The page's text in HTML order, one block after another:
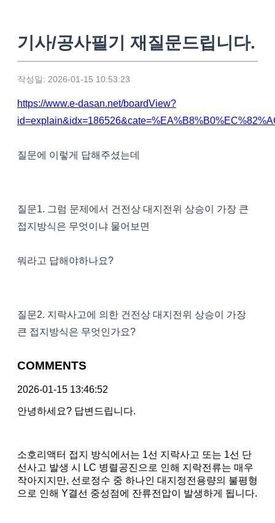
기사/공사필기 재질문드립니다.
작성일: 2026-01-15 10:53:23
https://www.e-dasan.net/boardView?
질문에 이렇게 답해주셨는데
질문1. 그럼 문제에서 건전상 대지전위 상승이 가장 큰
접지방식은 무엇이냐 물어보면
뭐라고 답해야하나요?
질문2. 지락사고에 의한 건전상 대지전위 상승이 가장
큰 접지방식은 무엇인가요?
COMMENTS
2026-01-15 13:46:52
안녕하세요? 답변드립니다.
소호리액터 접지 방식에서는 1선 지락사고 또는 1선 단
선사고 발생 시 LC 병렬공진으로 인해 지락전류는 매우
작아지지만, 선로정수 중 하나인 대지정전용량의 불평형
으로 인해 Y결선 중성점에 잔류전압이 발생하게 됩니다.